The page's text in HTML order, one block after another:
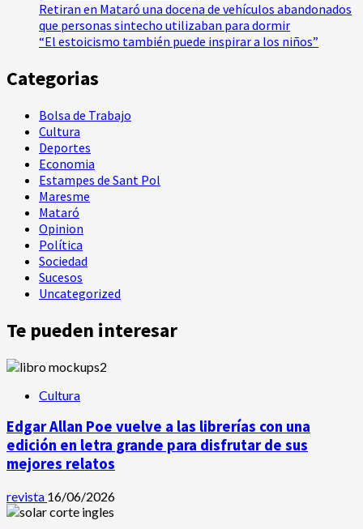
Retiran en Mataró una docena de vehículos abandonados
que personas sintecho utilizaban para dormir
“El estoicismo también puede inspirar a los niños”
Categorias
Bolsa de Trabajo
Cultura
Deportes
Economia
Estampes de Sant Pol
Maresme
Mataró
Opinion
Política
Sociedad
Sucesos
Uncategorized
Te pueden interesar
Cultura
Edgar Allan Poe vuelve a las librerías con una
edición en letra grande para disfrutar de sus
mejores relatos
revista 16/06/2026